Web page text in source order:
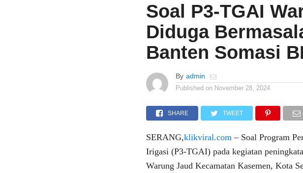
Soal P3-TGAI
Diduga
Banten Somasi
By admin
Published on November 28, 2024
SHARE TWEET
SERANG,klikviral.com – Soal Program
Irigasi (P3-TGAI) pada kegiatan
Warung Jaud Kecamatan Kasemen, Kota